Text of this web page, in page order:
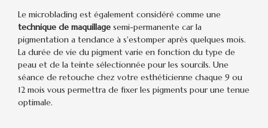
Le microblading est également considéré comme une
technique de maquillagesemi-permanente car la
pigmentation a tendance à s'estomper après quelques mois.
La durée de vie du pigment varie en fonction du type de
peau et de la teinte sélectionnée pour les sourcils. Une
séance de retouche chez votre esthéticienne chaque 9 ou
12 mois vous permettra de fixer les pigments pour une tenue
optimale.